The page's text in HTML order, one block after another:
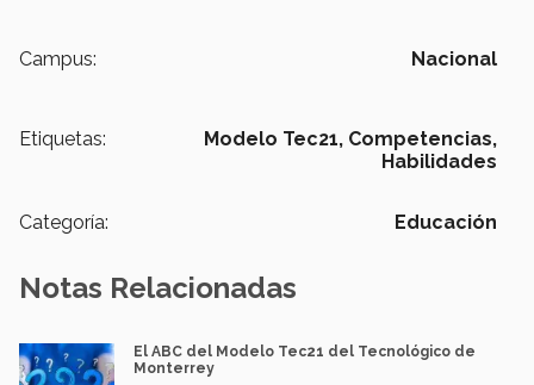
Campus: Nacional
Etiquetas: Modelo Tec21, Competencias,
Habilidades
Categoría: Educación
Notas Relacionadas
El ABC del Modelo Tec21 del Tecnológico de
Monterrey